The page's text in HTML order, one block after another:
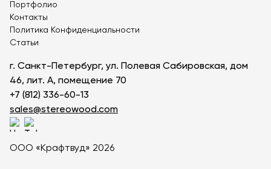
Перголы из труб
Перголы для цветов
Перголы для винограда
Металлические перголы
Деревянные перголы
Портфолио
Контакты
Политика Конфиденциальности
Статьи
г. Санкт-Петербург, ул. Полевая Сабировская, дом
46, лит. А, помещение 70
+7 (812) 336-60-13
sales@stereowood.com
ООО «Крафтвуд» 2026